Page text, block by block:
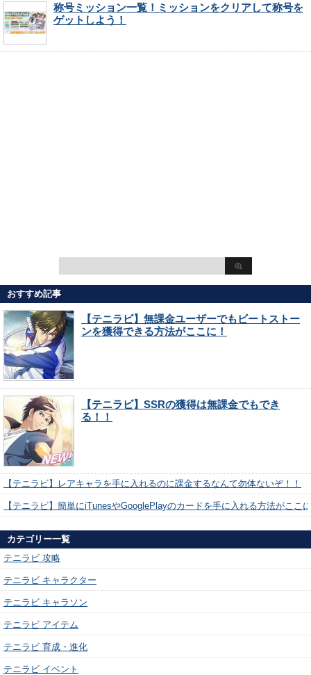
称号ミッション一覧！ミッションをクリアして称号を
ゲットしよう！
おすすめ記事
【テニラビ】無課金ユーザーでもビートストー
ンを獲得できる方法がここに！
【テニラビ】SSRの獲得は無課金でもでき
る！！
【テニラビ】レアキャラを手に入れるのに課金するなんて勿体ないぞ！！
【テニラビ】簡単にiTunesやGooglePlayのカードを手に入れる方法がここ
カテゴリー一覧
テニラビ 攻略
テニラビ キャラクター
テニラビ キャラソン
テニラビ アイテム
テニラビ 育成・進化
テニラビ イベント